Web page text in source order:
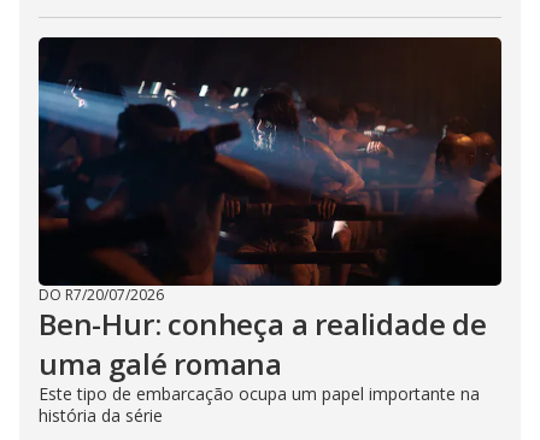
DO R7/20/07/2026
Ben-Hur: conheça a realidade de
uma galé romana
Este tipo de embarcação ocupa um papel importante na
história da série